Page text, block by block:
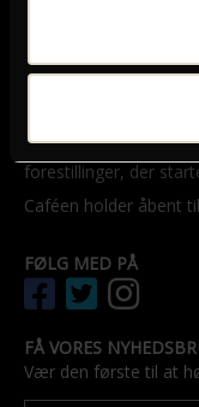
ÅBNINGSTIDER
forestilling – dog
Billetsalget har åbent
forestillinger, der
Caféen holder åbent
FØLG MED PÅ
FÅ VORES
Vær den første til at